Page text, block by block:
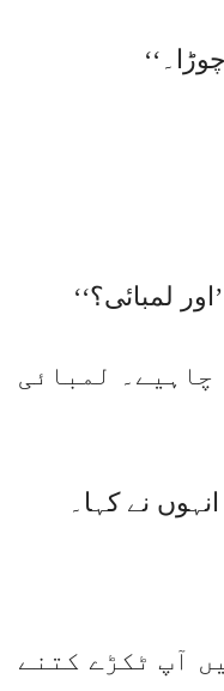
لمبائی؟‘‘
چاہیے۔ لمبائی
نے کہا۔
آپ ٹکڑے کتنے